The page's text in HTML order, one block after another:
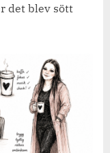
det blev sött